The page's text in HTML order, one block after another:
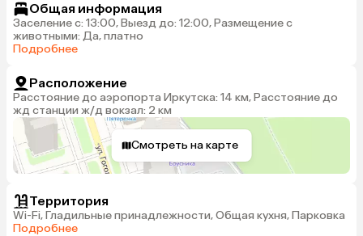
Общая информация
Заселение с: 13:00, Выезд до: 12:00, Размещение с
животными: Да, платно
Подробнее
Расположение
Расстояние до аэропорта Иркутска: 14 км, Расстояние до
жд станции ж/д вокзал: 2 км
Смотреть на карте
Территория
Wi-Fi, Гладильные принадлежности, Общая кухня, Парковка
Подробнее